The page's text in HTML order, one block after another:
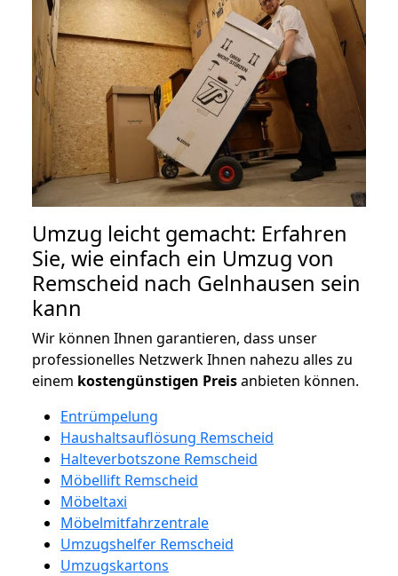
Umzug leicht gemacht: Erfahren
Sie, wie einfach ein Umzug von
Remscheid nach Gelnhausen sein
kann
Wir können Ihnen garantieren, dass unser
professionelles Netzwerk Ihnen nahezu alles zu
einem kostengünstigen Preisanbieten können.
Entrümpelung
Haushaltsauflösung Remscheid
Halteverbotszone Remscheid
Möbellift Remscheid
Möbeltaxi
Möbelmitfahrzentrale
Umzugshelfer Remscheid
Umzugskartons